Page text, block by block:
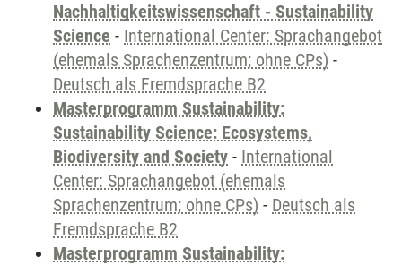
Nachhaltigkeitswissenschaft - Sustainability
Science - International Center: Sprachangebot
(ehemals Sprachenzentrum; ohne CPs) -
Deutsch als Fremdsprache B2
Masterprogramm Sustainability:
Sustainability Science: Ecosystems,
Biodiversity and Society - International
Center: Sprachangebot (ehemals
Sprachenzentrum; ohne CPs) - Deutsch als
Fremdsprache B2
Masterprogramm Sustainability: